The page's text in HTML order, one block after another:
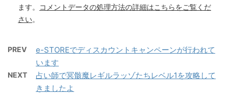
ます。
コメントデータの処理方法の詳細はこちらをご覧くだ
さい。
PREV
e-STOREでディスカウントキャンペーンが行われて
います
NEXT
占い師で冥骸魔レギルラッゾたちレベル1を攻略して
きましたよ